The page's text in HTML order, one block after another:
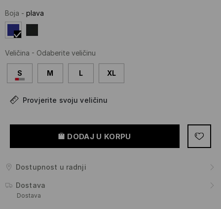
Boja - plava
Veličina - Odaberite veličinu
S M L XL
Provjerite svoju veličinu
DODAJ U KORPU
Dostupnost u radnji
Dostava
Dostava